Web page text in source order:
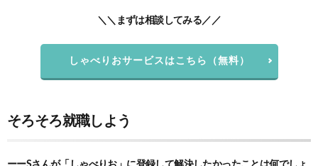
＼＼まずは相談してみる／／
しゃべりおサービスはこちら（無料）
そろそろ就職しよう